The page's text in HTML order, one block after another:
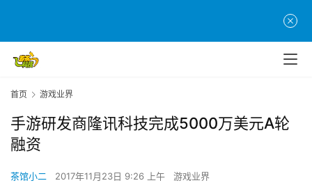
首页 游戏业界
手游研发商隆讯科技完成5000万美元A轮
融资
茶馆小二 2017年11月23日 9:26 上午 游戏业界